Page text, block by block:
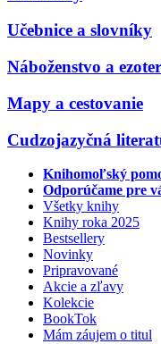
Učebnice a slovníky
Náboženstvo a
Mapy a cestovanie
Cudzojazyčná
Knihomoľský
Odporúčame pre
Všetky knihy
Knihy roka 2025
Bestsellery
Novinky
Pripravované
Akcie a zľavy
Kolekcie
BookTok
Mám záujem o titul